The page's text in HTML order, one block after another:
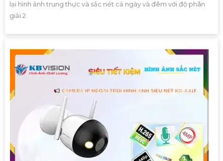
lại hình ảnh trung thực và sắc nét cả ngày và đêm với độ phân
giải 2